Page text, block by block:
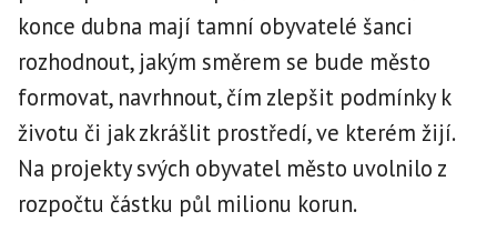
konce dubna mají tamní obyvatelé šanci
rozhodnout, jakým směrem se bude město
formovat, navrhnout, čím zlepšit podmínky k
životu či jak zkrášlit prostředí, ve kterém žijí.
Na projekty svých obyvatel město uvolnilo z
rozpočtu částku půl milionu korun.